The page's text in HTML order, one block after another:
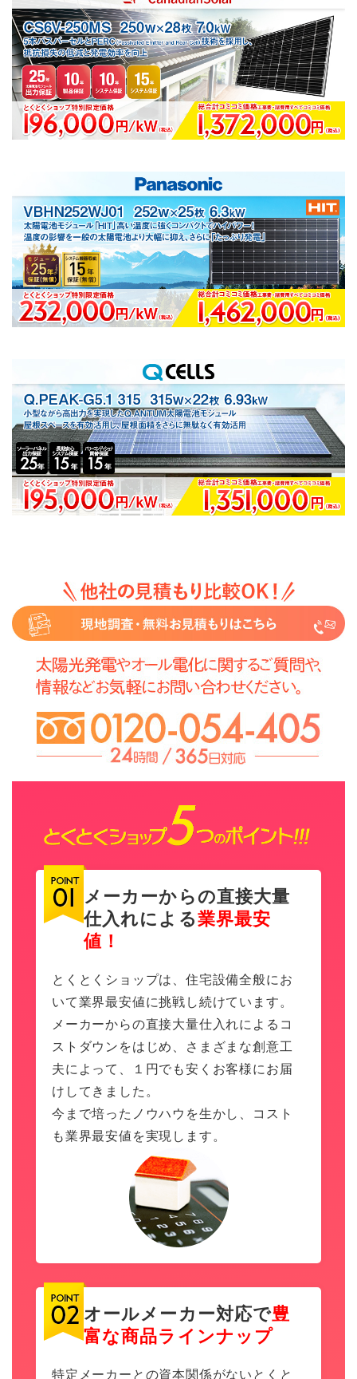
メーカーからの直接大量
仕入れによる業界最安
値！
とくとくショップは、住宅設備全般にお
いて業界最安値に挑戦し続けています。
メーカーからの直接大量仕入れによるコ
ストダウンをはじめ、さまざまな創意工
夫によって、１円でも安くお客様にお届
けしてきました。
今まで培ったノウハウを生かし、コスト
も業界最安値を実現します。
オールメーカー対応で豊
富な商品ラインナップ
特定メーカーとの資本関係がないとくと